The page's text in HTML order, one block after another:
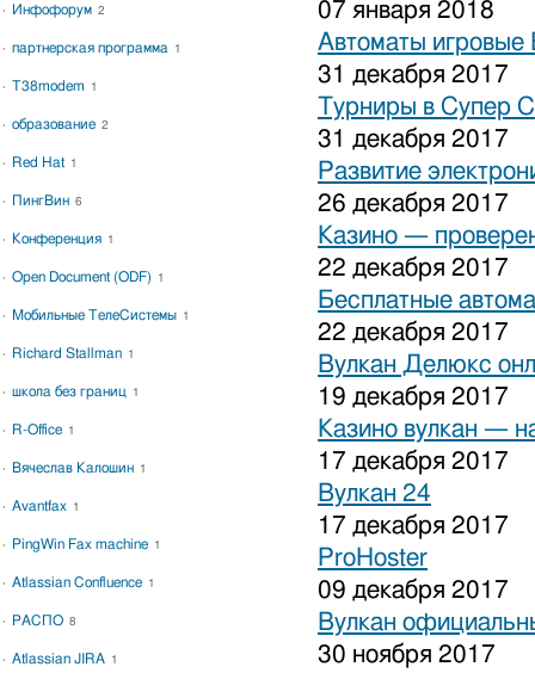
07 января 2018
Автоматы игровые
31 декабря 2017
Турниры в Супер
31 декабря 2017
Развитие
26 декабря 2017
Казино —
22 декабря 2017
Бесплатные
22 декабря 2017
Вулкан Делюкс
19 декабря 2017
Казино вулкан —
17 декабря 2017
Вулкан 24
17 декабря 2017
ProHoster
09 декабря 2017
Вулкан
30 ноября 2017
Инфофорум 2
партнерская программа 1
T38modem 1
образование 2
Red Hat 1
ПингВин 6
Конференция 1
Open Document (ODF) 1
Мобильные ТелеСистемы 1
Richard Stallman 1
школа без границ 1
R-Office 1
Вячеслав Калошин 1
Avantfax 1
PingWin Fax machine 1
Atlassian Confluence 1
РАСПО 8
Atlassian JIRA 1